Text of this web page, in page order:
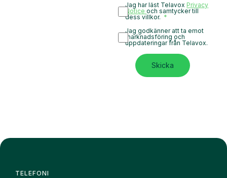
Jag har läst Telavox Privacy
Noticeoch samtycker till
dess villkor.
Jag godkänner att ta emot
marknadsföring och
uppdateringar från Telavox.
Skicka
TELEFONI